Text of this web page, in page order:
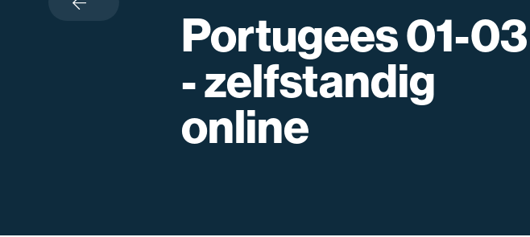
Portugees 01-03
- zelfstandig
online